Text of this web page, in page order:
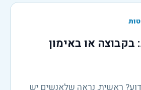
בקבוצה או באימון
ראשית, נראה שלאנשים יש